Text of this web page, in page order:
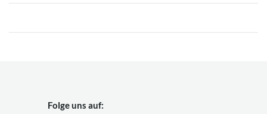
Folge uns auf: